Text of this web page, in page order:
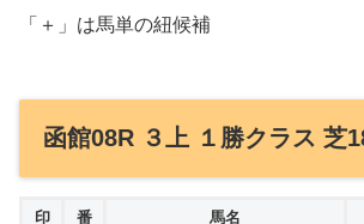
「＋」は馬単の紐候補
函館08R ３上 １勝クラス 芝
印 番 馬名